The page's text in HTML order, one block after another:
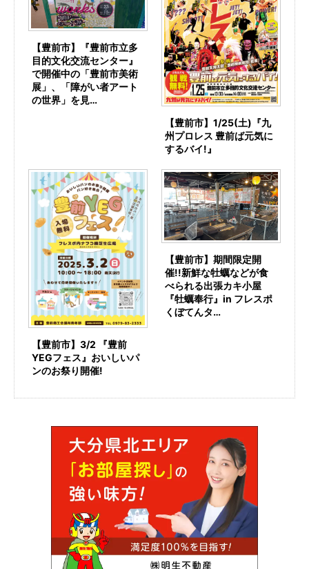
【豊前市】『豊前市立多
目的文化交流センター』
で開催中の「豊前市美術
展」、「障がい者アート
の世界」を見…
【豊前市】1/25(土)『九
州プロレス 豊前ば元気に
するバイ!』
【豊前市】3/2 『豊前
YEGフェス』おいしいパ
ンのお祭り開催!
【豊前市】期間限定開
催!!新鮮な牡蠣などが食
べられる出張カキ小屋
『牡蠣奉行』in フレスポ
くぼてんタ…